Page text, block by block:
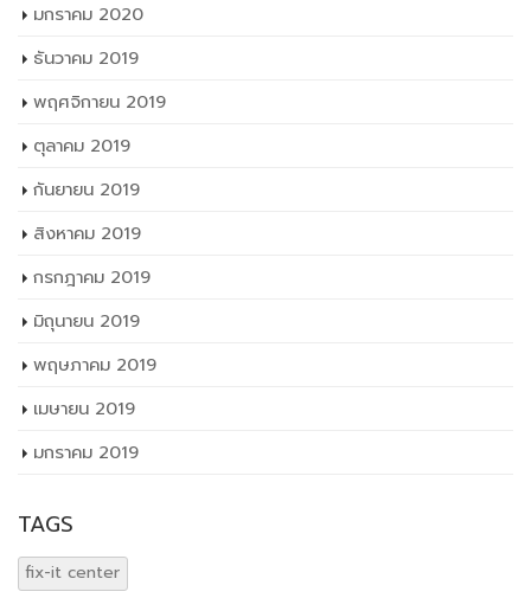
มกราคม 2020
ธันวาคม 2019
พฤศจิกายน 2019
ตุลาคม 2019
กันยายน 2019
สิงหาคม 2019
กรกฎาคม 2019
มิถุนายน 2019
พฤษภาคม 2019
เมษายน 2019
มกราคม 2019
TAGS
fix-it center